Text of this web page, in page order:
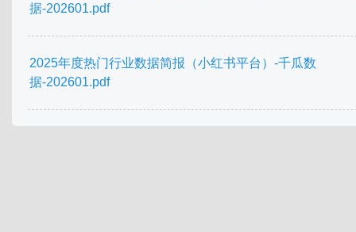
据-202601.pdf
2025年度热门行业数据简报（小红书平台）-千瓜数
据-202601.pdf